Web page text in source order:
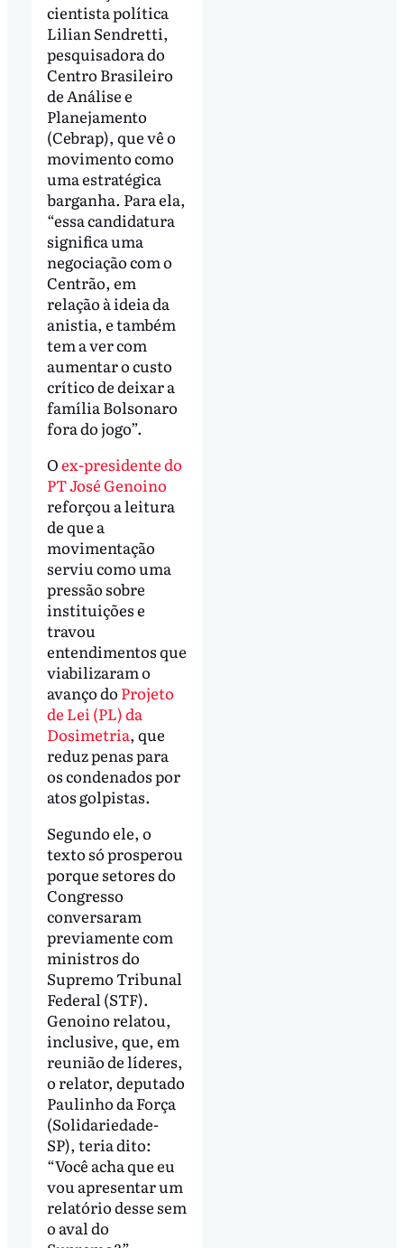
cientista política
Lilian Sendretti,
pesquisadora do
Centro Brasileiro
de Análise e
Planejamento
(Cebrap), que vê o
movimento como
uma estratégica
barganha. Para ela,
“essa candidatura
significa uma
negociação com o
Centrão, em
relação à ideia da
anistia, e também
tem a ver com
aumentar o custo
crítico de deixar a
família Bolsonaro
fora do jogo”.
Oex-presidente do
PT José Genoino
reforçou a leitura
de que a
movimentação
serviu como uma
pressão sobre
instituições e
travou
entendimentos que
viabilizaram o
avanço do Projeto
de Lei (PL) da
Dosimetria, que
reduz penas para
os condenados por
atos golpistas.
Segundo ele, o
texto só prosperou
porque setores do
Congresso
conversaram
previamente com
ministros do
Supremo Tribunal
Federal (STF).
Genoino relatou,
inclusive, que, em
reunião de líderes,
o relator, deputado
Paulinho da Força
(Solidariedade-
SP), teria dito:
“Você acha que eu
vou apresentar um
relatório desse sem
o aval do